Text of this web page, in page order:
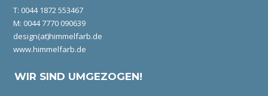
T: 0044 1872 553467
M: 0044 7770 090639
design(at)himmelfarb.de
www.himmelfarb.de
WIR SIND UMGEZOGEN!